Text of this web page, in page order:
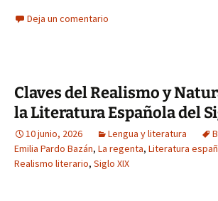
Deja un comentario
Claves del Realismo y
la Literatura Española del
10 junio, 2026 Lengua y literatura
Emilia Pardo Bazán, La regenta, Literatura
Realismo literario, Siglo XIX